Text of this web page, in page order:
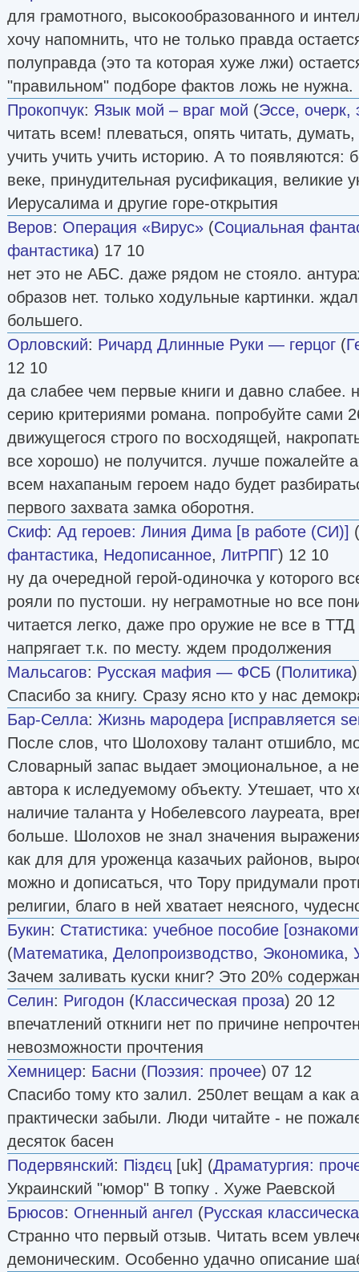
для грамотного, высокообразованного и
хочу напомнить, что не только правда
полуправда (это та которая хуже лжи)
"правильном" подборе фактов ложь не нужна.
Прокопчук: Язык мой – враг мой (Эссе, очерк,
читать всем! плеваться, опять читать,
учить учить учить историю. А то появляются:
веке, принудительная русификация, великие
Иерусалима и другие горе-открытия
Веров: Операция «Вирус» (Социальная
фантастика) 17 10
нет это не АБС. даже рядом не стояло.
образов нет. только ходульные картинки.
большего.
Орловский: Ричард Длинные Руки — герцог (
12 10
да слабее чем первые книги и давно слабее.
серию критериями романа. попробуйте сами
движущегося строго по восходящей,
все хорошо) не получится. лучше пожалейте
всем нахапаным героем надо будет
первого захвата замка оборотня.
Скиф: Ад героев: Линия Дима [в работе (СИ)] (
фантастика, Недописанное, ЛитРПГ) 12 10
ну да очередной герой-одиночка у которого
рояли по пустоши. ну неграмотные но все
читается легко, даже про оружие не все в
напрягает т.к. по месту. ждем продолжения
Мальсагов: Русская мафия — ФСБ (Политика
Спасибо за книгу. Сразу ясно кто у нас
Бар-Селла: Жизнь мародера [исправляется
После слов, что Шолохову талант отшибло,
Словарный запас выдает эмоциональное, а
автора к иследуемому объекту. Утешает, что
наличие таланта у Нобелевсого лауреата,
больше. Шолохов не знал значения
как для для уроженца казачьих районов,
можно и дописаться, что Тору придумали
религии, благо в ней хватает неясного,
Букин: Статистика: учебное пособие
(Математика, Делопроизводство, Экономика,
Зачем заливать куски книг? Это 20%
Селин: Ригодон (Классическая проза) 20 12
впечатлений откниги нет по причине
невозможности прочтения
Хемницер: Басни (Поэзия: прочее) 07 12
Спасибо тому кто залил. 250лет вещам а как
практически забыли. Люди читайте - не
десяток басен
Подервянский: Піздєц [uk] (Драматургия:
Украинский "юмор" В топку . Хуже Раевской
Брюсов: Огненный ангел (Русская
Странно что первый отзыв. Читать всем
демоническим. Особенно удачно описание